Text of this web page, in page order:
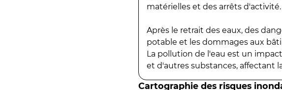
matérielles et des arrêts d'activité.
Après le retrait des eaux, des
potable et les dommages aux
La pollution de l'eau est un
et d'autres substances, affectant
Cartographie des risques